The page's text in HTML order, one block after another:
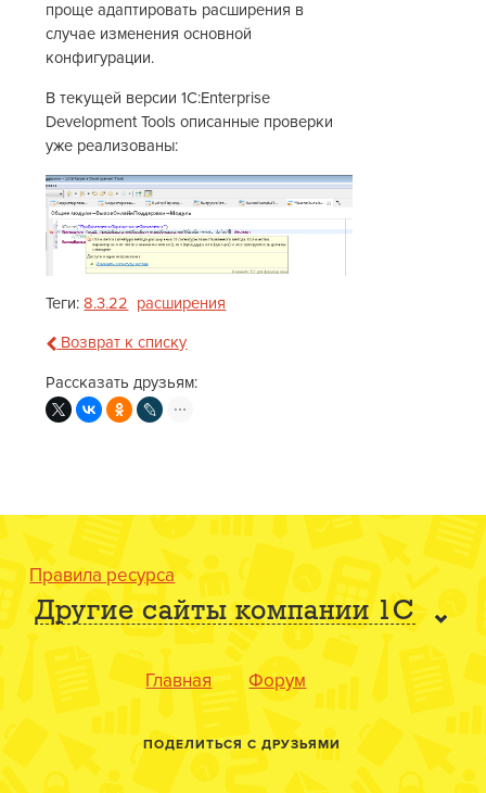
проще адаптировать расширения в
случае изменения основной
конфигурации.
В текущей версии 1C:Enterprise
Development Tools описанные проверки
уже реализованы:
Теги:8.3.22 расширения
Возврат к списку
Рассказать друзьям:
Правила ресурса
Другие сайты компании 1С
Главная Форум
ПОДЕЛИТЬСЯ С ДРУЗЬЯМИ